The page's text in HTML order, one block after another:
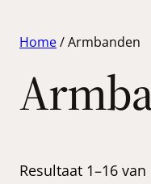
Home/ Armbanden
Resultaat 1–16